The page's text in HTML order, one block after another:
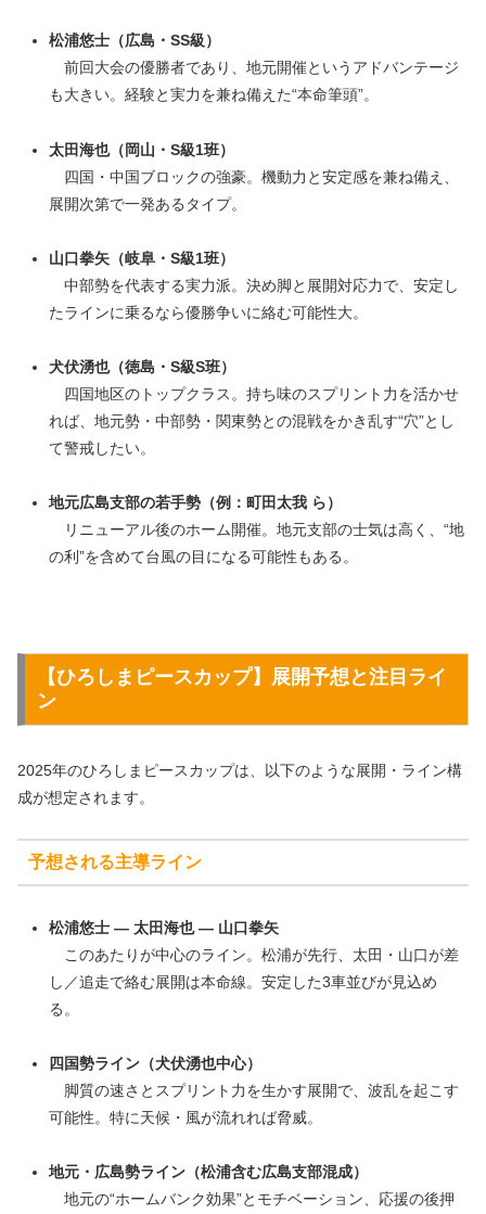
松浦悠士（広島・SS級）
前回大会の優勝者であり、地元開催というアドバンテージ
も大きい。経験と実力を兼ね備えた“本命筆頭”。
太田海也（岡山・S級1班）
四国・中国ブロックの強豪。機動力と安定感を兼ね備え、
展開次第で一発あるタイプ。
山口拳矢（岐阜・S級1班）
中部勢を代表する実力派。決め脚と展開対応力で、安定し
たラインに乗るなら優勝争いに絡む可能性大。
犬伏湧也（徳島・S級S班）
四国地区のトップクラス。持ち味のスプリント力を活かせ
れば、地元勢・中部勢・関東勢との混戦をかき乱す“穴”とし
て警戒したい。
地元広島支部の若手勢（例：町田太我 ら）
リニューアル後のホーム開催。地元支部の士気は高く、“地
の利”を含めて台風の目になる可能性もある。
【ひろしまピースカップ】展開予想と注目ライ
ン
2025年のひろしまピースカップは、以下のような展開・ライン構
成が想定されます。
予想される主導ライン
松浦悠士 ― 太田海也 ― 山口拳矢
このあたりが中心のライン。松浦が先行、太田・山口が差
し／追走で絡む展開は本命線。安定した3車並びが見込め
る。
四国勢ライン（犬伏湧也中心）
脚質の速さとスプリント力を生かす展開で、波乱を起こす
可能性。特に天候・風が流れれば脅威。
地元・広島勢ライン（松浦含む広島支部混成）
地元の“ホームバンク効果”とモチベーション、応援の後押